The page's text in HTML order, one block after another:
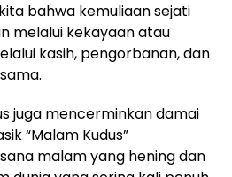
bahwa kemuliaan sejati
melalui kekayaan atau
kasih, pengorbanan, dan
juga mencerminkan damai
“Malam Kudus”
malam yang hening dan